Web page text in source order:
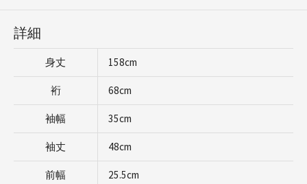
詳細
身丈 158cm
裄 68cm
袖幅 35cm
袖丈 48cm
前幅 25.5cm